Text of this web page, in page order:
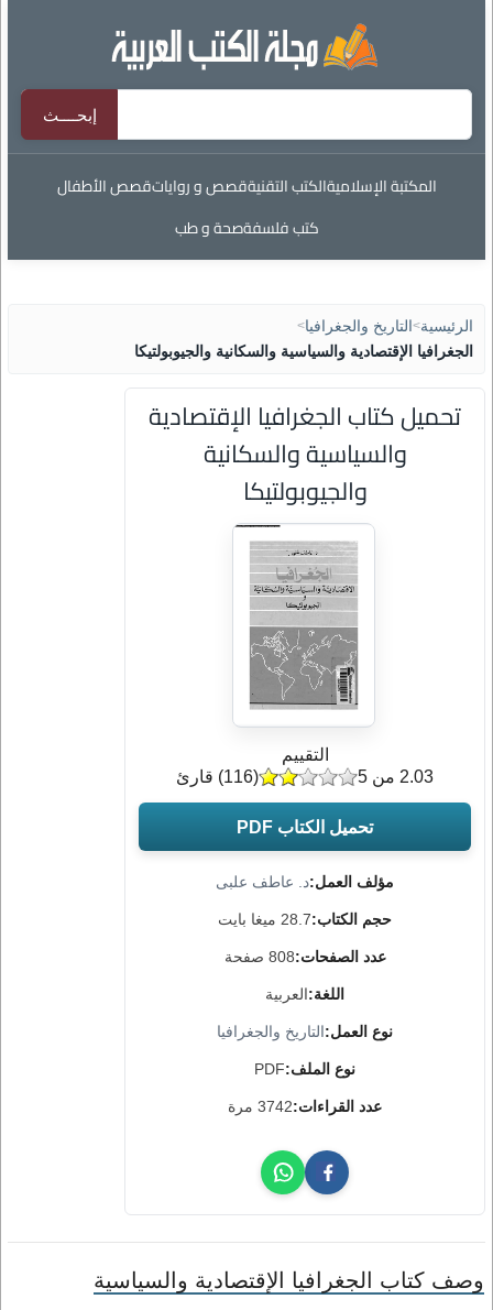
المكتبة الإسلاميةالكتب التقنيةقصص و رواياتقصص الأطفال
كتب فلسفةصحة و طب
الرئيسية> التاريخ والجغرافيا>
الجغرافيا الإقتصادية والسياسية والسكانية والجيوبولتيكا
تحميل كتاب الجغرافيا الإقتصادية
والسياسية والسكانية
والجيوبولتيكا
مؤلف العمل:د. عاطف علبى
حجم الكتاب:28.7 ميغا بايت
عدد الصفحات:808 صفحة
اللغة:العربية
نوع العمل:التاريخ والجغرافيا
نوع الملف:PDF
عدد القراءات:3742 مرة
التقييم
(
116) قارئ 2.03 من 5
تحميل الكتاب PDF
وصف كتاب الجغرافيا الإقتصادية والسياسية